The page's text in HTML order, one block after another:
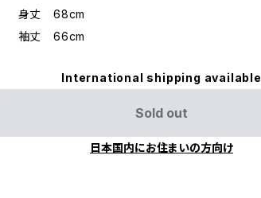
身丈 68cm
袖丈 66cm
International shipping available
Sold out
日本国内にお住まいの方向け